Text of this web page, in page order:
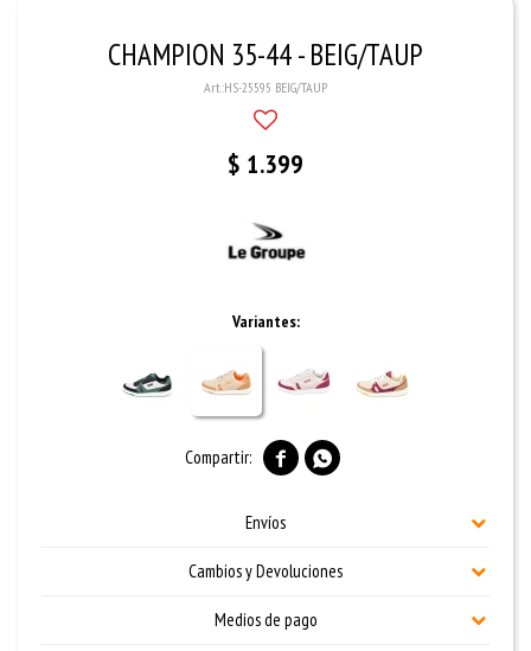
CHAMPION 35-44 - BEIG/TAUP
HS-25595 BEIG/TAUP
$ 1.399
Variantes:
 
Envíos
Cambios y Devoluciones
Medios de pago